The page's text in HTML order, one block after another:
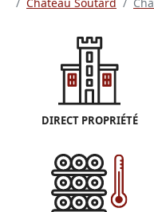
DIRECT PROPRIÉTÉ